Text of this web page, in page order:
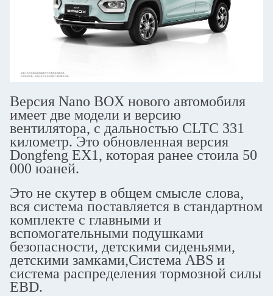
Версия Nano BOX нового автомобиля
имеет две модели и версию
вентилятора, с дальностью CLTC 331
километр. Это обновленная версия
Dongfeng EX1, которая ранее стоила 50
000 юаней.
Это не скутер в общем смысле слова,
вся система поставляется в стандартном
комплекте с главными и
вспомогательными подушками
безопасности, детскими сиденьями,
детскими замками,Система ABS и
система распределения тормозной силы
EBD.